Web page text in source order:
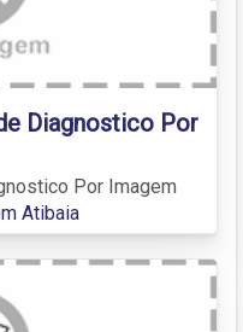
Diagnostico Por
Por Imagem
Atibaia